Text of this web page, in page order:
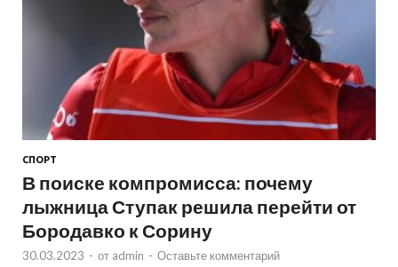
СПОРТ
В поиске компромисса: почему
лыжница Ступак решила перейти от
Бородавко к Сорину
30.03.2023 - от admin - Оставьте комментарий